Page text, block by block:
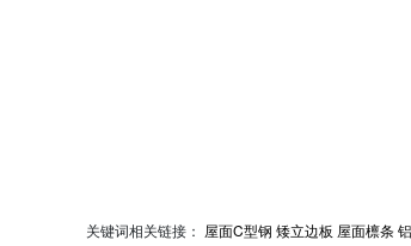
关键词相关链接： 屋面C型钢 矮立边板 屋面檩条